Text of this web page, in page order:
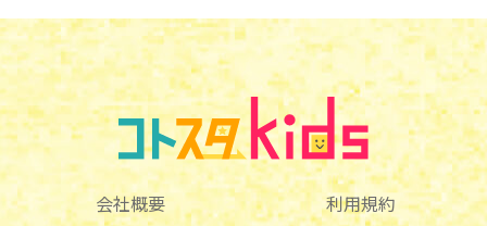
会社概要 利用規約